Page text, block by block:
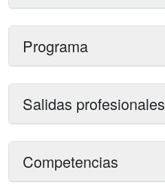
Programa
Salidas profesionales
Competencias